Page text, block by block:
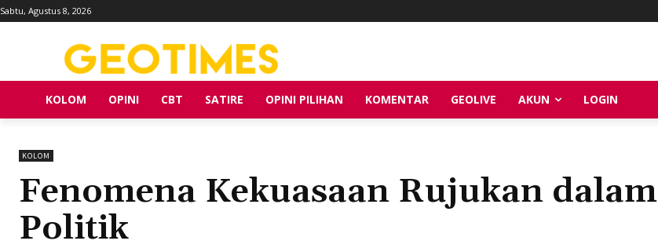
Sabtu, Agustus 8, 2026
KOLOM OPINI CBT SATIRE OPINI PILIHAN KOMENTAR GEOLIVE AKUN LOGIN
KOLOM
Fenomena Kekuasaan Rujukan dalam
Politik